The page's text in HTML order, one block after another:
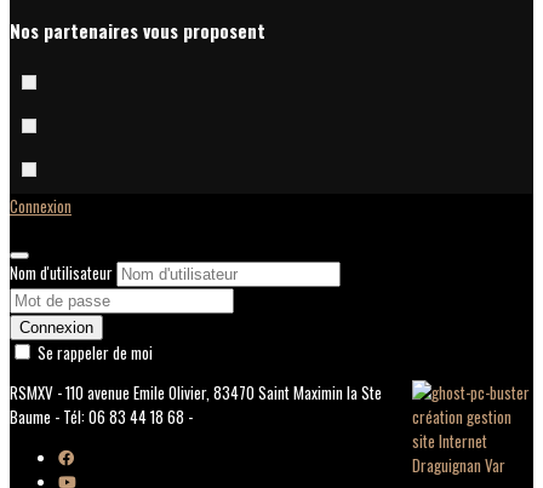
Nos partenaires vous proposent
Connexion
Nom d'utilisateur
Connexion
Se rappeler de moi
RSMXV - 110 avenue Emile Olivier, 83470 Saint Maximin la Ste
Baume - Tél: 06 83 44 18 68 -